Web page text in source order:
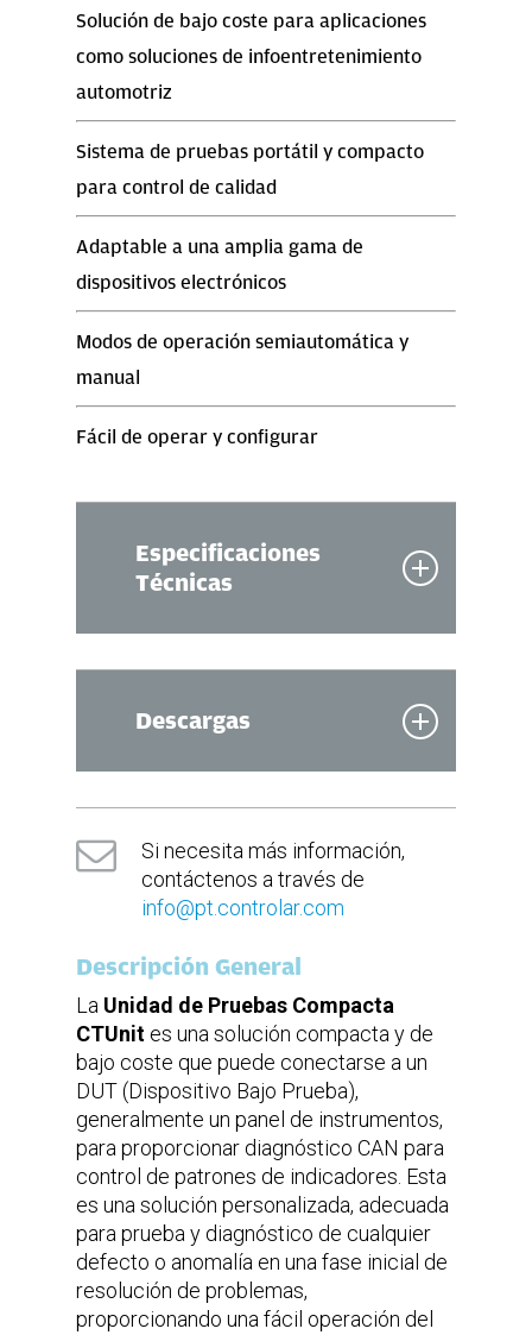
Solución de bajo coste para aplicaciones
como soluciones de infoentretenimiento
automotriz
Sistema de pruebas portátil y compacto
para control de calidad
Adaptable a una amplia gama de
dispositivos electrónicos
Modos de operación semiautomática y
manual
Fácil de operar y configurar
Especificaciones
Técnicas
(en mm)
Software
Aplicación en LabView™ con
interfaz intuitiva
comunicación
BroadR-Reach™ Ethernet
Alimentación
Tensión
Frecuencia
Corriente
230V AC
2A (máx.)
Conector
Ethernet
Conector
Ethernet
Interface adaptável a qualquer
solução
Interface de diagnóstico CAN
Descargas
Folleto Test Systems Solutions
(en inglés)
Si necesita más información,
contáctenos a través de
info@pt.controlar.com
Descripción General
La Unidad de Pruebas Compacta
CTUnit es una solución compacta y de
bajo coste que puede conectarse a un
DUT (Dispositivo Bajo Prueba),
generalmente un panel de instrumentos,
para proporcionar diagnóstico CAN para
control de patrones de indicadores. Esta
es una solución personalizada, adecuada
para prueba y diagnóstico de cualquier
defecto o anomalía en una fase inicial de
resolución de problemas,
proporcionando una fácil operación del